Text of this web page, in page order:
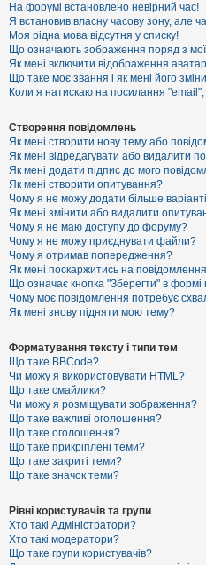
з
в
і
д
п
о
в
і
е
й
А
к
т
и
в
н
і
т
е
м
и
П
о
ш
у
к
Д
о
п
о
г
а
На форумі встановлено невірний час!
Я встановив власну часову зону, але
Моя рідна мова відсутня у списку!
Що означають зображення поряд з
Як мені включити відображення
Що таке моє звання і як мені його
Коли я натискаю на посилання "email",
Створення повідомлень
Як мені створити нову тему або
Як мені відредагувати або видалити
Як мені додати підпис до мого
Як мені створити опитування?
Чому я не можу додати більше
Як мені змінити або видалити
Чому я не маю доступу до форуму?
Чому я не можу приєднувати файли?
Чому я отримав попередження?
Як мені поскаржитись на
Що означає кнопка "Зберегти" в
Чому моє повідомлення потребує
Як мені знову підняти мою тему?
Форматування тексту і типи тем
Що таке BBCode?
Чи можу я використовувати HTML?
Що таке смайлики?
Чи можу я розміщувати зображення?
Що таке важливі оголошення?
Що таке оголошення?
Що таке прикріплені теми?
Що таке закриті теми?
Що таке значок теми?
Рівні користувачів та групи
Хто такі Адміністратори?
Хто такі модератори?
Що таке групи користувачів?